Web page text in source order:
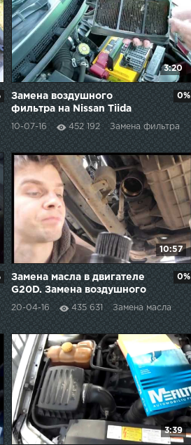
3:20
Замена воздушного
фильтра на Nissan Tiida
10-07-16 452 192 Замена фильтра
0%
10:57
Замена масла в двигателе
G20D. Замена воздушного
фильтра.
20-04-16 435 631 Замена масла
0%
3:39